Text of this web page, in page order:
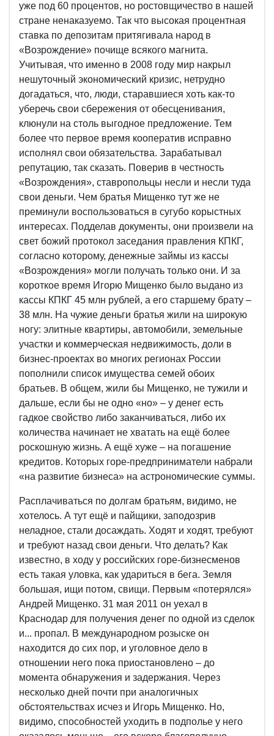
уже под 60 процентов, но ростовщичество в нашей
стране ненаказуемо. Так что высокая процентная
ставка по депозитам притягивала народ в
«Возрождение» почище всякого магнита.
Учитывая, что именно в 2008 году мир накрыл
нешуточный экономический кризис, нетрудно
догадаться, что, люди, старавшиеся хоть как-то
уберечь свои сбережения от обесценивания,
клюнули на столь выгодное предложение. Тем
более что первое время кооператив исправно
исполнял свои обязательства. Зарабатывал
репутацию, так сказать. Поверив в честность
«Возрождения», ставропольцы несли и несли туда
свои деньги. Чем братья Мищенко тут же не
преминули воспользоваться в сугубо корыстных
интересах. Подделав документы, они произвели на
свет божий протокол заседания правления КПКГ,
согласно которому, денежные займы из кассы
«Возрождения» могли получать только они. И за
короткое время Игорю Мищенко было выдано из
кассы КПКГ 45 млн рублей, а его старшему брату –
38 млн. На чужие деньги братья жили на широкую
ногу: элитные квартиры, автомобили, земельные
участки и коммерческая недвижимость, доли в
бизнес-проектах во многих регионах России
пополнили список имущества семей обоих
братьев. В общем, жили бы Мищенко, не тужили и
дальше, если бы не одно «но» – у денег есть
гадкое свойство либо заканчиваться, либо их
количества начинает не хватать на ещё более
роскошную жизнь. А ещё хуже – на погашение
кредитов. Которых горе-предприниматели набрали
«на развитие бизнеса» на астрономические суммы.
Расплачиваться по долгам братьям, видимо, не
хотелось. А тут ещё и пайщики, заподозрив
неладное, стали досаждать. Ходят и ходят, требуют
и требуют назад свои деньги. Что делать? Как
известно, в ходу у российских горе-бизнесменов
есть такая уловка, как удариться в бега. Земля
большая, ищи потом, свищи. Первым «потерялся»
Андрей Мищенко. 31 мая 2011 он уехал в
Краснодар для получения денег по одной из сделок
и... пропал. В международном розыске он
находится до сих пор, и уголовное дело в
отношении него пока приостановлено – до
момента обнаружения и задержания. Через
несколько дней почти при аналогичных
обстоятельствах исчез и Игорь Мищенко. Но,
видимо, способностей уходить в подполье у него